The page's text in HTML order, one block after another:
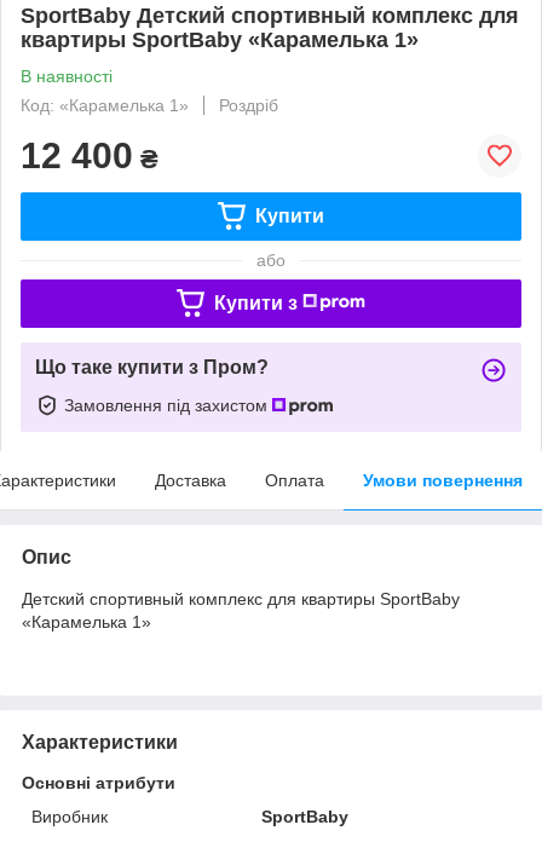
SportBaby Детский спортивный комплекс для
квартиры SportBaby «Карамелька 1»
В наявності
Код: «Карамелька 1»
Роздріб
12 400 ₴
Купити
або
Купити з
Що таке купити з Пром?
Замовлення під захистом
Доставка Оплата Умови повернення
Опис
Детский спортивный комплекс для квартиры SportBaby
«Карамелька 1»
Характеристики
Основні атрибути
Виробник
SportBaby